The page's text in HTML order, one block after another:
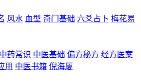
风水 血型 奇门基础 六爻占卜 梅花易
中药常识 中医基础 偏方秘方 经方医案
用 中医书籍 倪海厦